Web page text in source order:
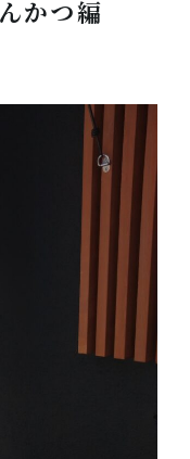
かつ編